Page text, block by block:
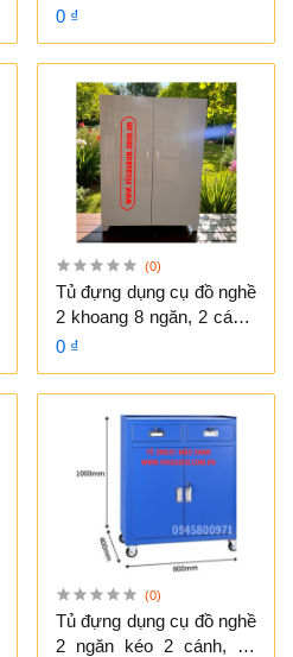
- xanh, có vách treo dụng
0 ₫
(0)
Tủ đựng dụng cụ đồ nghề
2 khoang 8 ngăn, 2 cánh,
màu xám, đặt cố định.
0 ₫
(0)
Tủ đựng dụng cụ đồ nghề
2 ngăn kéo 2 cánh, có